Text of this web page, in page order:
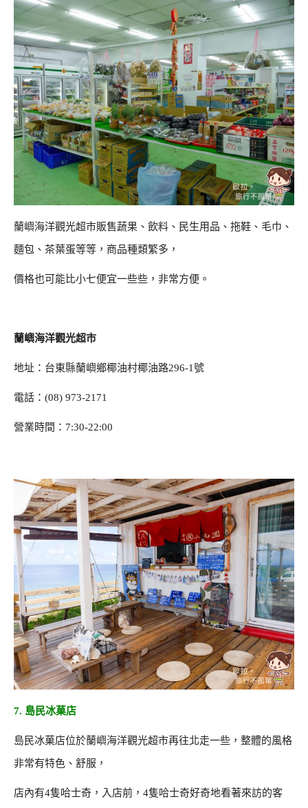
蘭嶼海洋觀光超市販售蔬果、飲料、民生用品、拖鞋、毛巾、
麵包、茶葉蛋等等，商品種類繁多，
價格也可能比小七便宜一些些，非常方便。
蘭嶼海洋觀光超市
地址：台東縣蘭嶼鄉椰油村椰油路296-1號
電話：(08) 973-2171
營業時間：7:30-22:00
7. 島民冰菓店
島民冰菓店位於蘭嶼海洋觀光超市再往北走一些，整體的風格
非常有特色、舒服，
店內有4隻哈士奇，入店前，4隻哈士奇好奇地看著來訪的客